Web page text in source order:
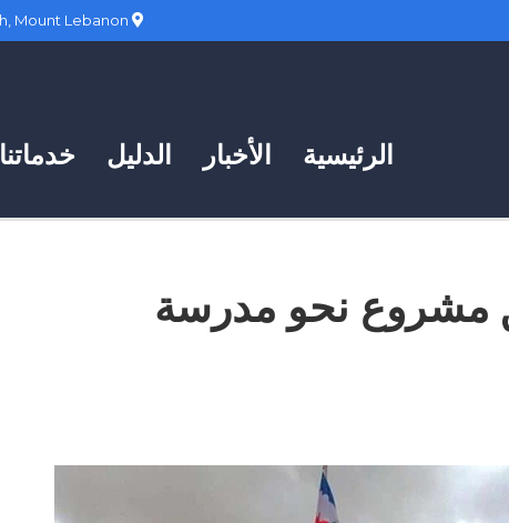
خدماتنا الدليل الأخبار الرئيسية
مشروع نحو مدرسة